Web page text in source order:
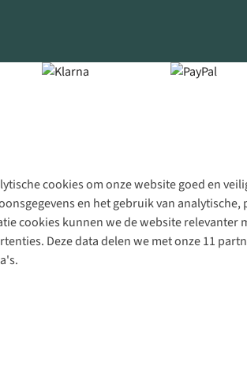
cookies om onze website goed en
en het gebruik van
kunnen we de website relevanter
Deze data delen we met onze 11